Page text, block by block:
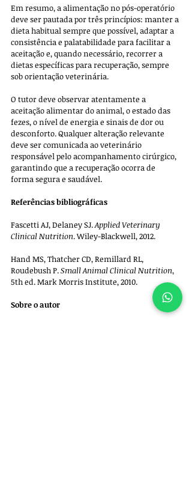
Em resumo, a alimentação no pós-operatório
deve ser pautada por três princípios: manter a
dieta habitual sempre que possível, adaptar a
consistência e palatabilidade para facilitar a
aceitação e, quando necessário, recorrer a
dietas específicas para recuperação, sempre
sob orientação veterinária.
O tutor deve observar atentamente a
aceitação alimentar do animal, o estado das
fezes, o nível de energia e sinais de dor ou
desconforto. Qualquer alteração relevante
deve ser comunicada ao veterinário
responsável pelo acompanhamento cirúrgico,
garantindo que a recuperação ocorra de
forma segura e saudável.
Referências bibliográficas
Fascetti AJ, Delaney SJ. Applied Veterinary
Clinical Nutrition. Wiley-Blackwell, 2012.
Hand MS, Thatcher CD, Remillard RL,
Roudebush P. Small Animal Clinical Nutrition,
5th ed. Mark Morris Institute, 2010.
Sobre o autor